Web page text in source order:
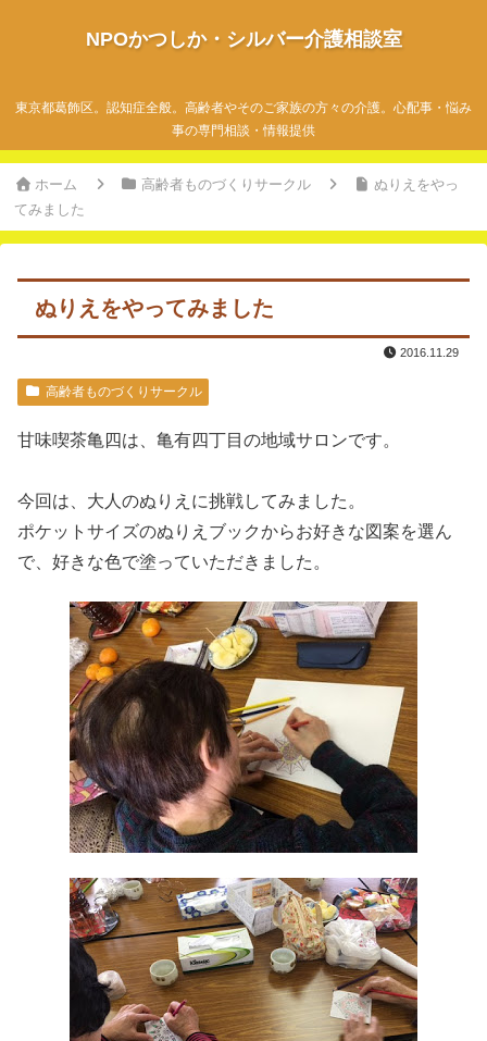
NPOかつしか・シルバー介護相談室
東京都葛飾区。認知症全般。高齢者やそのご家族の方々の介護。心配事・悩み
事の専門相談・情報提供
ホーム 高齢者ものづくりサークル
ぬりえをやっ
てみました
ぬりえをやってみました
2016.11.29
高齢者ものづくりサークル
甘味喫茶亀四は、亀有四丁目の地域サロンです。
今回は、大人のぬりえに挑戦してみました。
ポケットサイズのぬりえブックからお好きな図案を選ん
で、好きな色で塗っていただきました。